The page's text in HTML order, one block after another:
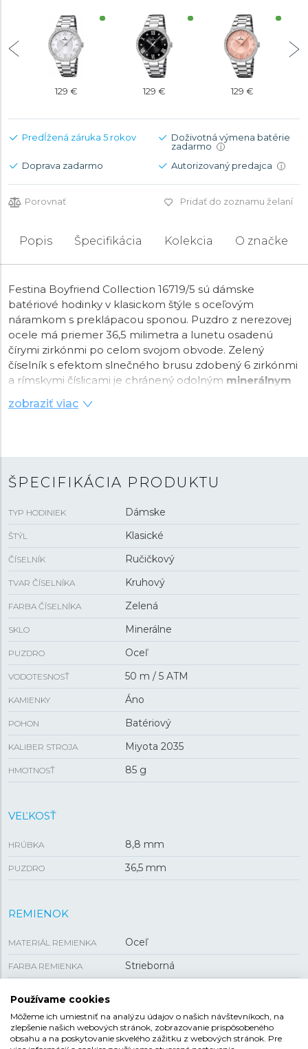
129 € 129 € 129 €
Predĺžená záruka 5 rokov
Doživotná výmena batérie
zadarmo
i
Doprava zadarmo Autorizovaný predajca i
Porovnať Pridať do zoznamu želaní
Popis Špecifikácia Kolekcia O značke
Festina Boyfriend Collection 16719/5 sú dámske
batériové hodinky v klasickom štýle s oceľovým
náramkom s preklápacou sponou. Puzdro z nerezovej
ocele má priemer 36,5 milimetra a lunetu osadenú
čírymi zirkónmi po celom svojom obvode. Zelený
číselník s efektom slnečného brusu zdobený 6 zirkónmi
a rímskymi číslicami je chránený odolným minerálnym
sklíčkom
2035 a s vodotesnosťou
zobraziť viac
ŠPECIFIKÁCIA PRODUKTU
TYP HODINIEK Dámske
ŠTÝL Klasické
ČÍSELNÍK Ručičkový
TVAR ČÍSELNÍKA Kruhový
FARBA ČÍSELNÍKA Zelená
SKLO Minerálne
PUZDRO Oceľ
VODOTESNOSŤ 50 m / 5 ATM
KAMIENKY Áno
POHON Batériový
KALIBER STROJA Miyota 2035
HMOTNOSŤ 85 g
VEĽKOSŤ
HRÚBKA 8,8 mm
PUZDRO 36,5 mm
REMIENOK
MATERIÁL REMIENKA Oceľ
FARBA REMIENKA Strieborná
ROZTEČ 19,32 mm
Používame cookies
Môžeme ich umiestniť na analýzu údajov o našich návštevníkoch, na
zlepšenie našich webových stránok, zobrazovanie prispôsobeného
obsahu a na poskytovanie skvelého zážitku z webových stránok. Pre